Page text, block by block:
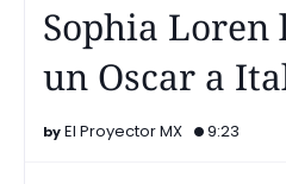
Sophia Loren
un Oscar a
El Proyector MX 9:23